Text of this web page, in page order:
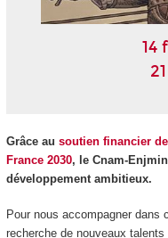
14
Grâce au soutien financier
France 2030, le Cnam-
développement ambitieux.
Pour nous accompagner dans
recherche de nouveaux talents